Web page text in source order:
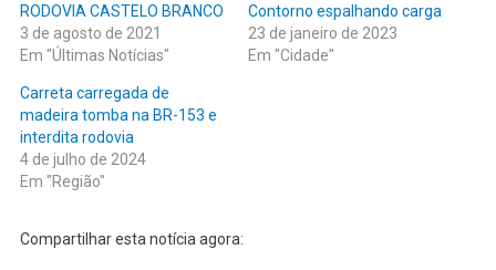
RODOVIA CASTELO BRANCO
3 de agosto de 2021
Em "Últimas Notícias"
Contorno espalhando carga
23 de janeiro de 2023
Em "Cidade"
Carreta carregada de
madeira tomba na BR-153 e
interdita rodovia
4 de julho de 2024
Em "Região"
Compartilhar esta notícia agora: